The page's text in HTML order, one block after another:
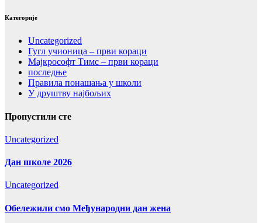
Категорије
Uncategorized
Гугл учионица – први кораци
Мајкрософт Тимс – први кораци
последње
Правила понашања у школи
У друштву најбољих
Пропустили сте
Uncategorized
Дан школе 2026
Uncategorized
Обележили смо Међународни дан жена